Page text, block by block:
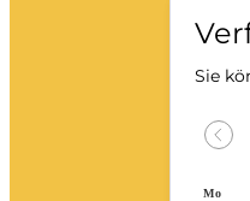
Rohbau/
Stein-/
Leitern/
Umzug
Unwetter